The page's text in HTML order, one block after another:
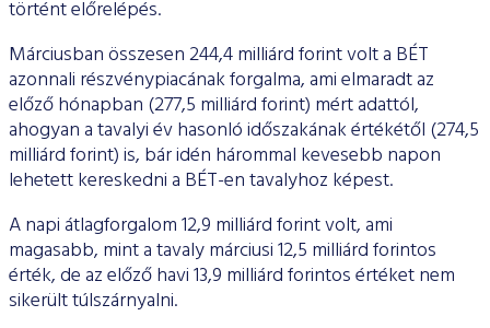
történt előrelépés.
Márciusban összesen 244,4 milliárd forint volt a BÉT
azonnali részvénypiacának forgalma, ami elmaradt az
előző hónapban (277,5 milliárd forint) mért adattól,
ahogyan a tavalyi év hasonló időszakának értékétől (274,5
milliárd forint) is, bár idén hárommal kevesebb napon
lehetett kereskedni a BÉT-en tavalyhoz képest.
A napi átlagforgalom 12,9 milliárd forint volt, ami
magasabb, mint a tavaly márciusi 12,5 milliárd forintos
érték, de az előző havi 13,9 milliárd forintos értéket nem
sikerült túlszárnyalni.